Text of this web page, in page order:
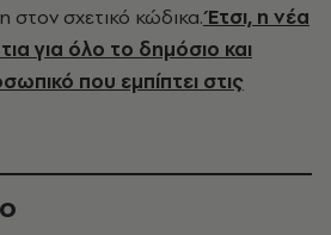
στον σχετικό κώδικα.Έτσι, η νέα
για όλο το δημόσιο και
που εμπίπτει στις